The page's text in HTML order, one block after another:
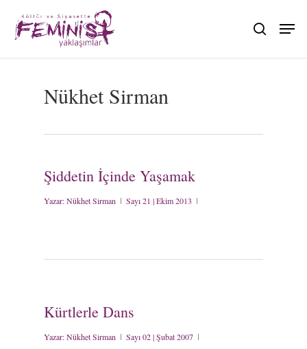
main
search
Nükhet Sirman
Şiddetin İçinde Yaşamak
Yazar:Nükhet Sirman Sayı 21 | Ekim 2013
Kürtlerle Dans
Yazar:Nükhet Sirman Sayı 02 | Şubat 2007